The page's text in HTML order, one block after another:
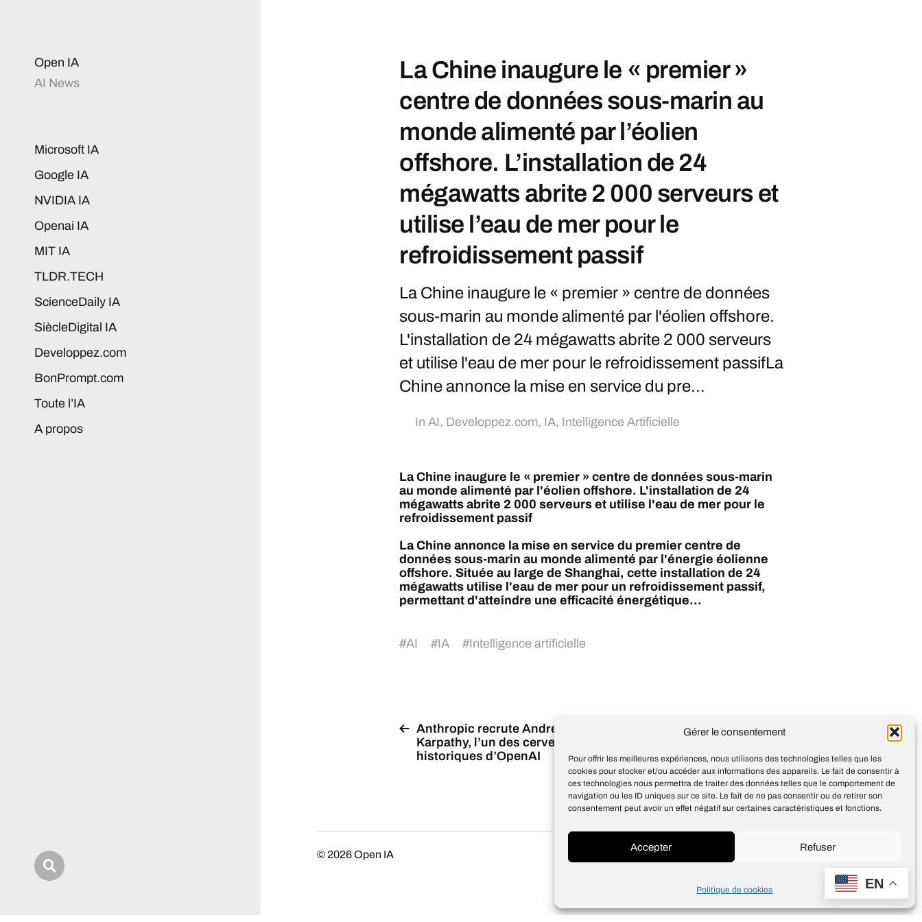
Gérer le consentement
Pour offrir les meilleures expériences, nous utilisons des technologies telles que les
cookies pour stocker et/ou accéder aux informations des appareils. Le fait de consentir à
ces technologies nous permettra de traiter des données telles que le comportement de
navigation ou les ID uniques sur ce site. Le fait de ne pas consentir ou de retirer son
consentement peut avoir un effet négatif sur certaines caractéristiques et fonctions.
Accepter Refuser
Politique de cookies
Open IA
AI News
Microsoft IA
Google IA
NVIDIA IA
Openai IA
MIT IA
TLDR.TECH
ScienceDaily IA
SiècleDigital IA
Developpez.com
BonPrompt.com
Toute l’IA
A propos
La Chine inaugure le « premier »
centre de données sous-marin au
monde alimenté par l’éolien
offshore. L’installation de 24
mégawatts abrite 2 000 serveurs et
utilise l’eau de mer pour le
refroidissement passif
La Chine inaugure le « premier » centre de données
sous-marin au monde alimenté par l'éolien offshore.
L'installation de 24 mégawatts abrite 2 000 serveurs
et utilise l'eau de mer pour le refroidissement passifLa
Chine annonce la mise en service du pre...
In AI, Developpez.com, IA, Intelligence Artificielle
La Chine inaugure le « premier » centre de données sous-marin
au monde alimenté par l'éolien offshore. L'installation de 24
mégawatts abrite 2 000 serveurs et utilise l'eau de mer pour le
refroidissement passif
La Chine annonce la mise en service du premier centre de
données sous-marin au monde alimenté par l'énergie éolienne
offshore. Située au large de Shanghai, cette installation de 24
mégawatts utilise l'eau de mer pour un refroidissement passif,
permettant d'atteindre une efficacité énergétique...
#AI #IA #Intelligence artificielle
Anthropic recrute Andrej
Karpathy, l’un des cerveaux
historiques d’OpenAI
A new experiment brings
Google Beam
© 2026Open IA Jean-Louis Maso
EN